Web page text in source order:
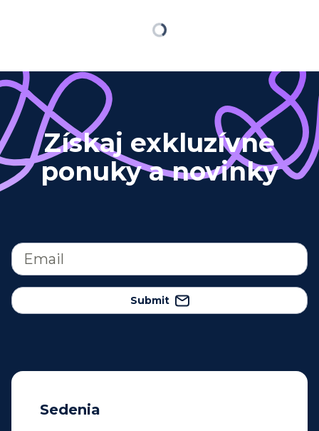
Loading
Získaj exkluzívne
ponuky a novinky
Submit
Sedenia